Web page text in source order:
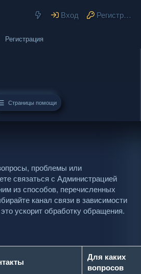
Вход Регистрация
Регистрация
Страницы помощи
проблемы или
связаться с Администрацией
из способов, перечисленных
канал связи в зависимости
ускорит обработку обращения.
Для каких
вопросов